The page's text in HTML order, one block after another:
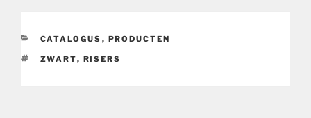
CATEGORIEËN
CATALOGUS , PRODUCTEN
TAGS
ZWART, RISERS